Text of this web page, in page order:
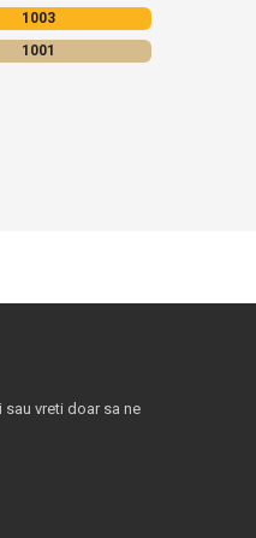
1003
1001
vreti doar sa ne